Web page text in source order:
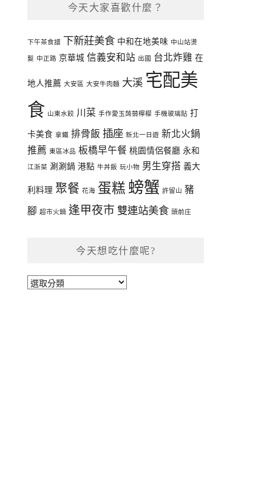
今天大家喜歡什麼？
下午茶食譜 下新莊美食 中和在地美味 中山站燙
髮 中正路 京華城 信義安和站 出國 台北炸雞 在
地人推薦 大安區 大安牛肉麵 大溪 宅配美
食 山東水餃 川菜 手作愛玉蒟蒻檸檬 手機玻璃貼 打
卡美食 拿鐵 排骨飯 插座 新北一日遊 新北火鍋
推薦 東區冰品 板橋早午餐 桃園情侶餐廳 永和
江浙菜 涮涮鍋 港點 牛丼飯 玩小物 男生穿搭 義大
利料理 聚餐 花海 蛋糕 螃蟹 許留山 豬
腳 超市火鍋 逢甲夜市 雙連站美食 頭前庄
今天想吃什麼呢?
今